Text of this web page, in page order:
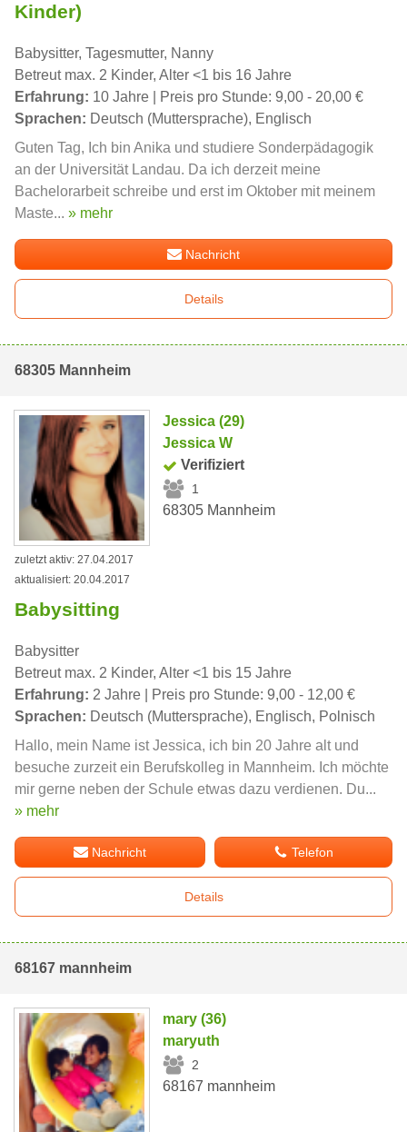
Kinder)
Babysitter, Tagesmutter, Nanny
Betreut max. 2 Kinder, Alter <1 bis 16 Jahre
Erfahrung: 10 Jahre | Preis pro Stunde: 9,00 - 20,00 €
Sprachen: Deutsch (Muttersprache), Englisch
Guten Tag, Ich bin Anika und studiere Sonderpädagogik
an der Universität Landau. Da ich derzeit meine
Bachelorarbeit schreibe und erst im Oktober mit meinem
Maste... » mehr
Nachricht
Details
68305 Mannheim
Jessica (29)
Jessica W
Verifiziert
1
68305 Mannheim
zuletzt aktiv: 27.04.2017
aktualisiert: 20.04.2017
Babysitting
Babysitter
Betreut max. 2 Kinder, Alter <1 bis 15 Jahre
Erfahrung: 2 Jahre | Preis pro Stunde: 9,00 - 12,00 €
Sprachen: Deutsch (Muttersprache), Englisch, Polnisch
Hallo, mein Name ist Jessica, ich bin 20 Jahre alt und
besuche zurzeit ein Berufskolleg in Mannheim. Ich möchte
mir gerne neben der Schule etwas dazu verdienen. Du...
» mehr
Nachricht Telefon
Details
68167 mannheim
mary (36)
maryuth
2
68167 mannheim